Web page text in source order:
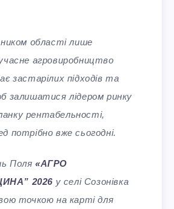
області лише
агровиробництво
застарілих підходів та
залишатися лідером ринку
рентабельності,
потрібно вже сьогодні.
Поля «АГРО
2026 у селі Созонівка
точкою на карті для